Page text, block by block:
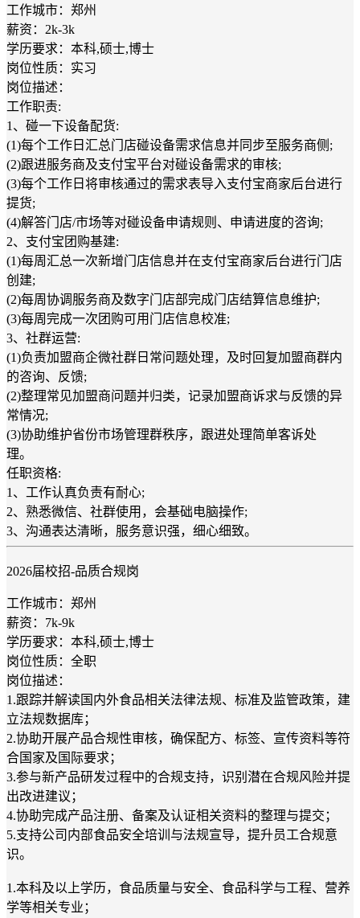
工作城市：郑州
薪资：2k-3k
学历要求：本科,硕士,博士
岗位性质：实习
岗位描述：
工作职责:
1、碰一下设备配货:
(1)每个工作日汇总门店碰设备需求信息并同步至服务商侧;
(2)跟进服务商及支付宝平台对碰设备需求的审核;
(3)每个工作日将审核通过的需求表导入支付宝商家后台进行
提货;
(4)解答门店/市场等对碰设备申请规则、申请进度的咨询;
2、支付宝团购基建:
(1)每周汇总一次新增门店信息并在支付宝商家后台进行门店
创建;
(2)每周协调服务商及数字门店部完成门店结算信息维护;
(3)每周完成一次团购可用门店信息校准;
3、社群运营:
(1)负责加盟商企微社群日常问题处理，及时回复加盟商群内
的咨询、反馈;
(2)整理常见加盟商问题并归类，记录加盟商诉求与反馈的异
常情况;
(3)协助维护省份市场管理群秩序，跟进处理简单客诉处
理。
任职资格:
1、工作认真负责有耐心;
2、熟悉微信、社群使用，会基础电脑操作;
3、沟通表达清晰，服务意识强，细心细致。
2026届校招-品质合规岗
工作城市：郑州
薪资：7k-9k
学历要求：本科,硕士,博士
岗位性质：全职
岗位描述：
1.跟踪并解读国内外食品相关法律法规、标准及监管政策，建
立法规数据库；
2.协助开展产品合规性审核，确保配方、标签、宣传资料等符
合国家及国际要求；
3.参与新产品研发过程中的合规支持，识别潜在合规风险并提
出改进建议；
4.协助完成产品注册、备案及认证相关资料的整理与提交；
5.支持公司内部食品安全培训与法规宣导，提升员工合规意
识。
1.本科及以上学历，食品质量与安全、食品科学与工程、营养
学等相关专业；